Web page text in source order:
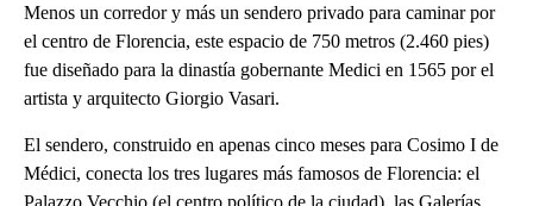
Menos un corredor y más un sendero privado para caminar por
el centro de Florencia, este espacio de 750 metros (2.460 pies)
fue diseñado para la dinastía gobernante Medici en 1565 por el
artista y arquitecto Giorgio Vasari.
El sendero, construido en apenas cinco meses para Cosimo I de
Médici, conecta los tres lugares más famosos de Florencia: el
Palazzo Vecchio (el centro político de la ciudad), las Galerías